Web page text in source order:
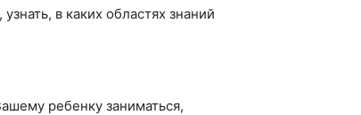
в каких областях знаний
ребенку заниматься,